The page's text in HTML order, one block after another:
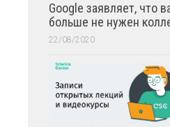
Google заявляет, что
больше не нужен
22/08/2020